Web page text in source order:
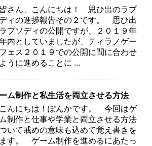
さん、こんにちは！ 思ひ出のラプ
ィの進捗報告その２です。 思ひ出
プソディの公開ですが、２０１９年
内としていましたが、ティラノゲー
ェス２０１９での公開に間に合わせ
うに進めることに ...
ム制作と私生活を両立させる方法
んにちは！ぽんかです。 今回はゲ
制作と仕事や学業と両立させる方法
いて戒めの意味も込めて覚え書きを
す。 ゲーム制作を進めるにあたっ